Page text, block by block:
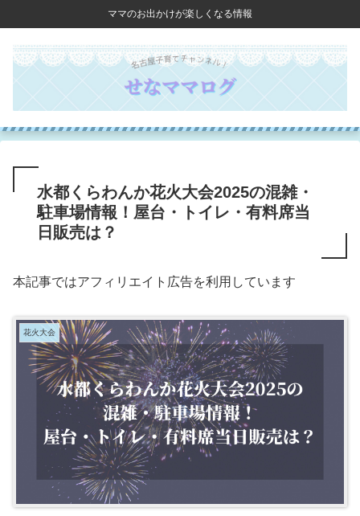
ママのお出かけが楽しくなる情報
水都くらわんか花火大会2025の混雑・
駐車場情報！屋台・トイレ・有料席当
日販売は？
本記事ではアフィリエイト広告を利用しています
花火大会